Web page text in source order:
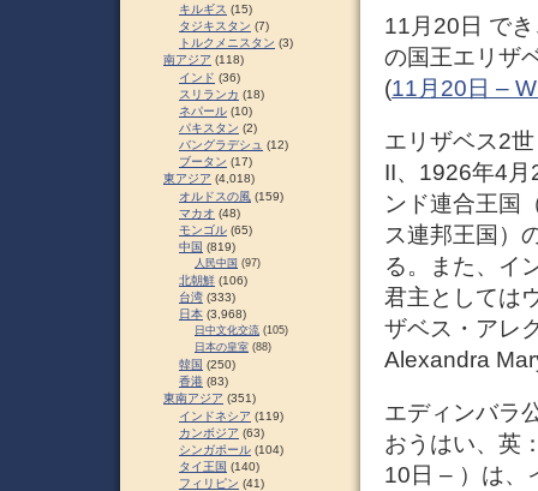
11月20日 で
の国王エリザ
(11月20日 –
エリザベス2
II、1926年4月
ンド連合王国
ス連邦王国）
る。また、イ
君主としては
ザベス・アレ
Alexandra
エディンバラ
おうはい、英
10日 – ）は、
キルギス (15)
タジキスタン (7)
トルクメニスタン (3)
南アジア (118)
インド (36)
スリランカ (18)
ネパール (10)
パキスタン (2)
バングラデシュ (12)
ブータン (17)
東アジア (4,018)
オルドスの風 (159)
マカオ (48)
モンゴル (65)
中国 (819)
人民中国 (97)
北朝鮮 (106)
台湾 (333)
日本 (3,968)
日中文化交流 (105)
日本の皇室 (88)
韓国 (250)
香港 (83)
東南アジア (351)
インドネシア (119)
カンボジア (63)
シンガポール (104)
タイ王国 (140)
フィリピン (41)